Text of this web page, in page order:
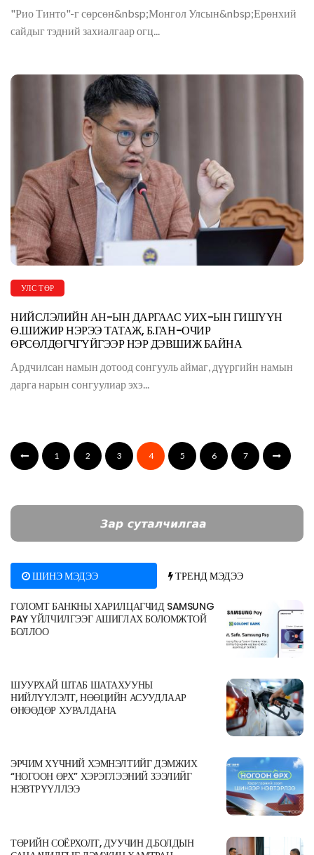
"Рио Тинто"-г сөрсөн&nbsp;Монгол Улсын&nbsp;Ерөнхий
сайдыг тэдний захиалгаар огц...
УЛС ТӨР
НИЙСЛЭЛИЙН АН-ЫН ДАРГААС УИХ-ЫН ГИШҮҮН
Ө.ШИЖИР НЭРЭЭ ТАТАЖ, Б.ГАН-ОЧИР
ӨРСӨЛДӨГЧГҮЙГЭЭР НЭР ДЭВШИЖ БАЙНА
Ардчилсан намын дотоод сонгууль аймаг, дүүргийн намын
дарга нарын сонгуулиар эхэ...
1 2 3 4 5 6 7
ШИНЭ МЭДЭЭ ТРЕНД МЭДЭЭ
ГОЛОМТ БАНКНЫ ХАРИЛЦАГЧИД SAMSUNG
PAY ҮЙЛЧИЛГЭЭГ АШИГЛАХ БОЛОМЖТОЙ
БОЛЛОО
ШУУРХАЙ ШТАБ ШАТАХУУНЫ
НИЙЛҮҮЛЭЛТ, НӨӨЦИЙН АСУУДЛААР
ӨНӨӨДӨР ХУРАЛДАНА
ЭРЧИМ ХҮЧНИЙ ХЭМНЭЛТИЙГ ДЭМЖИХ
“НОГООН ӨРХ” ХЭРЭГЛЭЭНИЙ ЗЭЭЛИЙГ
НЭВТРҮҮЛЛЭЭ
ТӨРИЙН СОЁРХОЛТ, ДУУЧИН Д.БОЛДЫН